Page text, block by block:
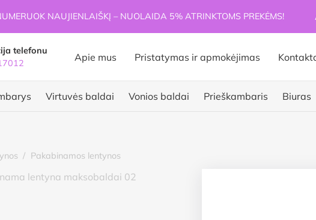
NAUJIENLAIŠKĮ – NUOLAIDA 5% ATRINKTOMS PREKĖMS!
telefonu
Apie mus Pristatymas ir apmokėjimas
Virtuvės baldai Vonios baldai Prieškambaris Biuras
/ Pakabinamos lentynos